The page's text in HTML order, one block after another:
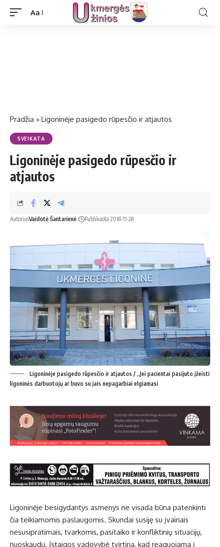
Aa
Pradžia » Ligoninėje pasigedo rūpesčio ir atjautos
SVEIKATA
Ligoninėje pasigedo rūpesčio ir
atjautos
AutoriusVaidotė Šantarienė Publikuota 2018-11-28
Ligoninėje pasigedo rūpesčio ir atjautos / „Jei pacientai pasijuto įžeisti
ligoninės darbuotojų ar buvo su jais nepagarbiai elgiamasi
Ligoninėje besigydantys asmenys ne visada būna patenkinti
čia teikiamomis paslaugomis. Skundai susiję su įvairiais
nesusipratimais, tvarkomis, pasitaiko ir konfliktinių situacijų,
nuoskaudų. Įstaigos vadovybė tvirtina, kad reaguojama į